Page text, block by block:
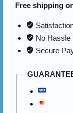
Free shipping
No Hassle
Secure